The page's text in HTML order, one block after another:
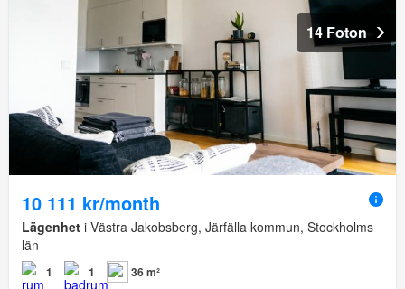
14 Foton
10 111 kr/month
Lägenhet i Västra Jakobsberg, Järfälla kommun, Stockholms
län
1 1 36 m²